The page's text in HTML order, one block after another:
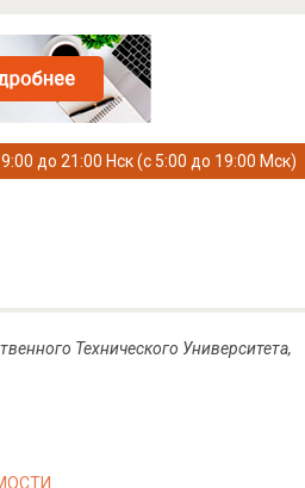
до 21:00 Нск (с 5:00 до 19:00 Мск)
Технического Университета,